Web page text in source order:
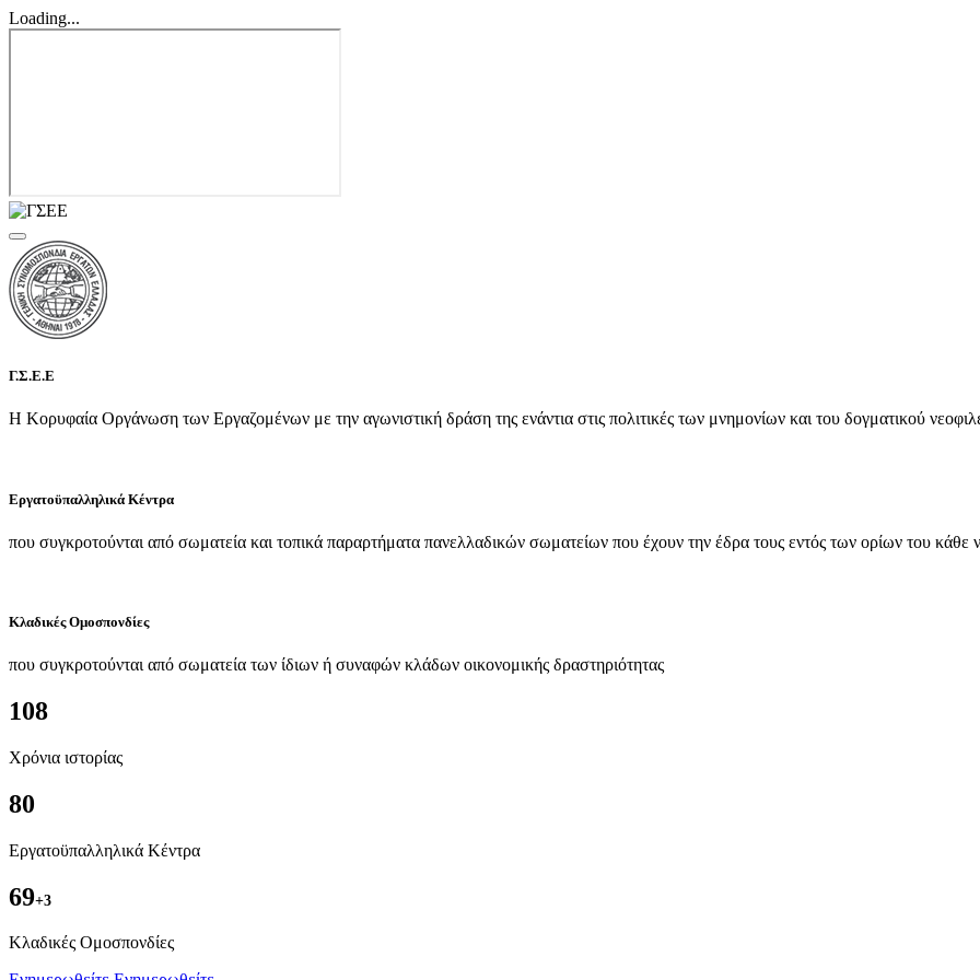
Loading...
Γ.Σ.Ε.Ε
Η Κορυφαία Οργάνωση των Εργαζομένων με την αγωνιστική δράση της ενάντια στις πολιτικές των μνημονίων και του δογματικού
Εργατοϋπαλληλικά Κέντρα
που συγκροτούνται από σωματεία και τοπικά παραρτήματα πανελλαδικών σωματείων που έχουν την έδρα τους εντός των ορίων του κάθε
Κλαδικές Ομοσπονδίες
που συγκροτούνται από σωματεία των ίδιων ή συναφών κλάδων οικονομικής δραστηριότητας
108
Χρόνια ιστορίας
80
Εργατοϋπαλληλικά Κέντρα
69+3
Kλαδικές Ομοσπονδίες